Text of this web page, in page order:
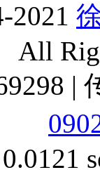
2021
All
|
0.0121